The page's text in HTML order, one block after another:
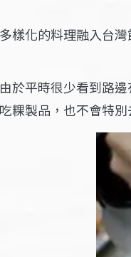
樣化的料理融入台
於平時很少看到路
粿製品，也不會特別